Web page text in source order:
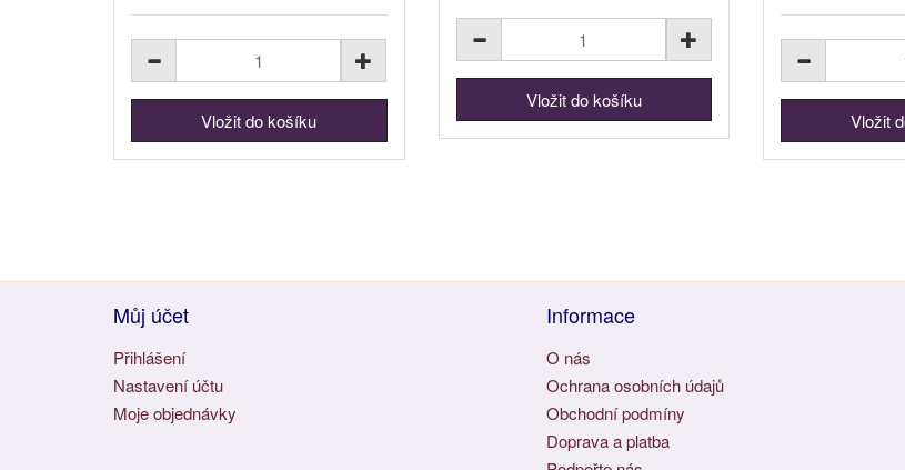
Můj účet
Přihlášení
Nastavení účtu
Moje objednávky
Informace
O nás
Ochrana osobních údajů
Obchodní podmíny
Doprava a platba